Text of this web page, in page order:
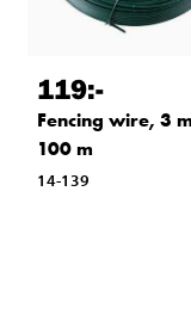
119:-
Fencing wire, 3
100 m
14-139